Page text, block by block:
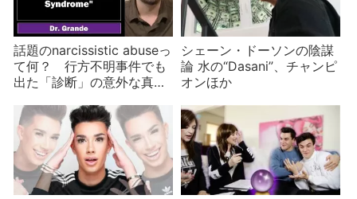
話題のnarcissistic abuseっ
て何？ 行方不明事件でも
出た「診断」の意外な真実
シェーン・ドーソンの陰謀
論 水の“Dasani”、チャンピ
オンほか